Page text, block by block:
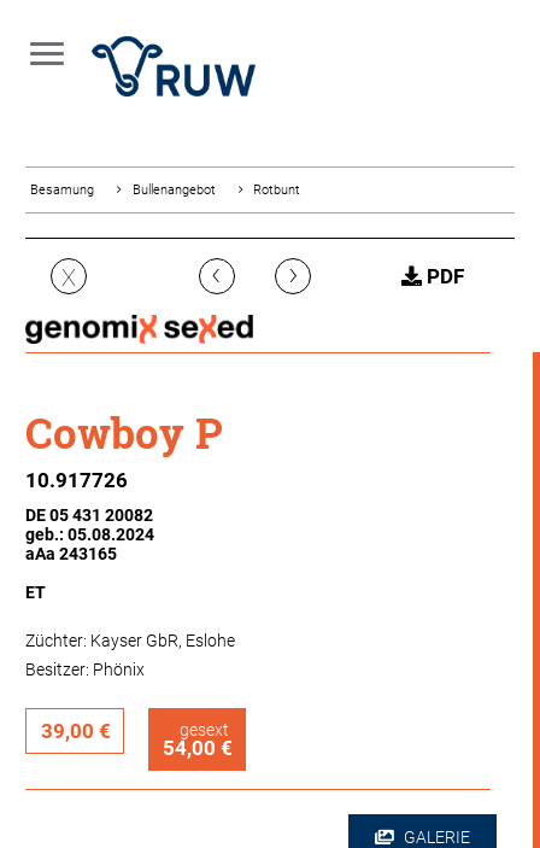
Besamung Bullenangebot Rotbunt
X ‹ › PDF
Cowboy P
10.917726
DE 05 431 20082
geb.: 05.08.2024
aAa 243165
ET
Züchter: Kayser GbR, Eslohe
Besitzer: Phönix
39,00 € gesext
54,00 €
GALERIE